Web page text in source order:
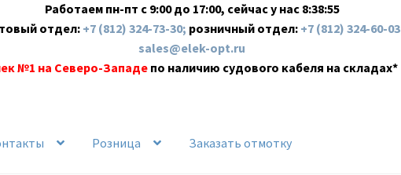
Работаем пн-пт с 9:00 до 17:00, сейчас у нас 8:38:56
отдел: +7 (812) 324-73-30; розничный отдел: +7 (812) 324-60-03
sales@elek-opt.ru
№1 на Северо-Западе по наличию судового кабеля на складах*
Розница Заказать отмотку